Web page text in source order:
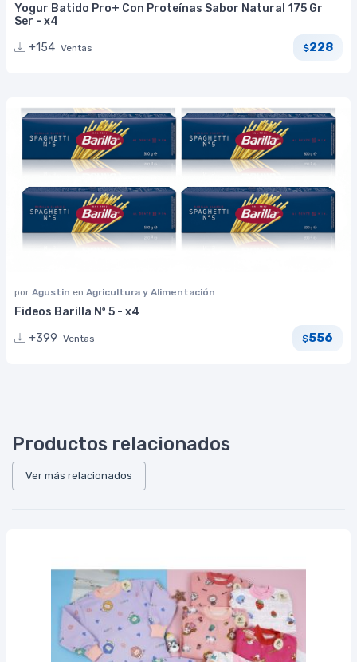
Yogur Batido Pro+ Con Proteínas Sabor Natural 175 Gr
Ser - x4
+154 Ventas $228
por Agustin en Agricultura y Alimentación
Fideos Barilla Nº 5 - x4
+399 Ventas $556
Productos relacionados
Ver más relacionados